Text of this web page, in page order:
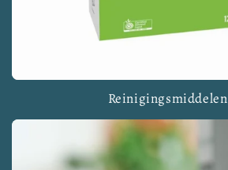
Reinigingsmiddelen